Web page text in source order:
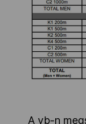
A vb-n